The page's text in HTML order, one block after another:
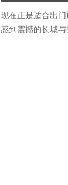
现在正是适合出
感到震撼的长城